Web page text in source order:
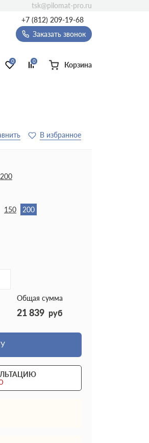
+7 (812) 209-19-68
Заказать звонок
0 0 Корзина
tsk@pilomat-pro.ru
200
150 200
Общая сумма
21 839 руб